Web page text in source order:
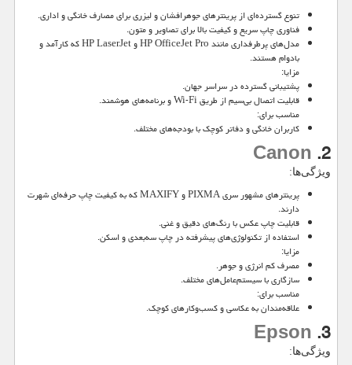
تنوع گسترده‌ای از پرینترهای جوهرافشان و لیزری برای مصارف خانگی و اداری.
فناوری چاپ سریع و کیفیت بالا برای تصاویر و متون.
مدل‌های پرطرفداری مانندHP OfficeJet ProوHP LaserJetکه کارآمد و
بادوام هستند.
مزایا:
پشتیبانی گسترده در سراسر جهان.
قابلیت اتصال بی‌سیم از طریقWi-Fiو برنامه‌های هوشمند.
مناسب برای:
کاربران خانگی و دفاتر کوچک با بودجه‌های مختلف.
2.
Canon
ویژگی‌ها:
پرینترهای مشهور سریPIXMAوMAXIFYکه به کیفیت چاپ حرفه‌ای شهرت
دارند.
قابلیت چاپ عکس با رنگ‌های دقیق و غنی.
استفاده از تکنولوژی‌های پیشرفته در چاپ سه‌بعدی و اسکن.
مزایا:
مصرف کم انرژی و جوهر.
سازگاری با سیستم‌عامل‌های مختلف.
مناسب برای:
علاقه‌مندان به عکاسی و کسب‌وکارهای کوچک.
3.
Epson
ویژگی‌ها: